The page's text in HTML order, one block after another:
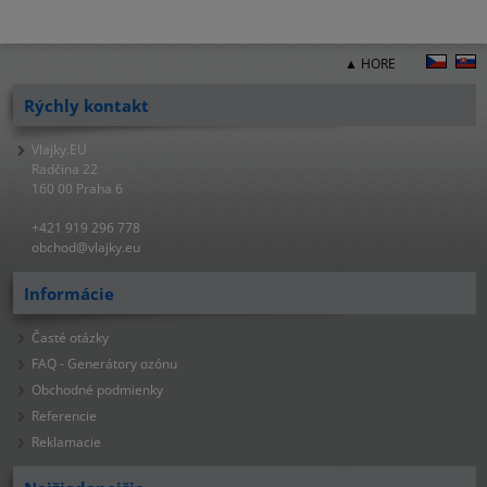
▲ HORE
Rýchly kontakt
Vlajky.EU
Radčina 22
160 00 Praha 6
+421 919 296 778
obchod@vlajky.eu
Informácie
Časté otázky
FAQ - Generátory ozónu
Obchodné podmienky
Referencie
Reklamacie